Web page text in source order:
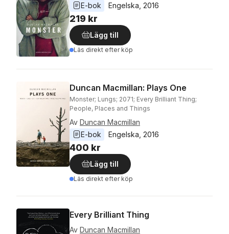
E-bok
Engelska 2016
219 kr
Lägg till
Läs direkt efter köp
Duncan Macmillan: Plays One
Monster; Lungs; 2071; Every Brilliant Thing;
People, Places and Things
Av Duncan Macmillan
E-bok
Engelska 2016
400 kr
Lägg till
Läs direkt efter köp
Every Brilliant Thing
Av Duncan Macmillan